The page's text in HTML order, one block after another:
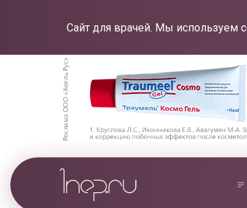
Сайт для врачей. Мы используем